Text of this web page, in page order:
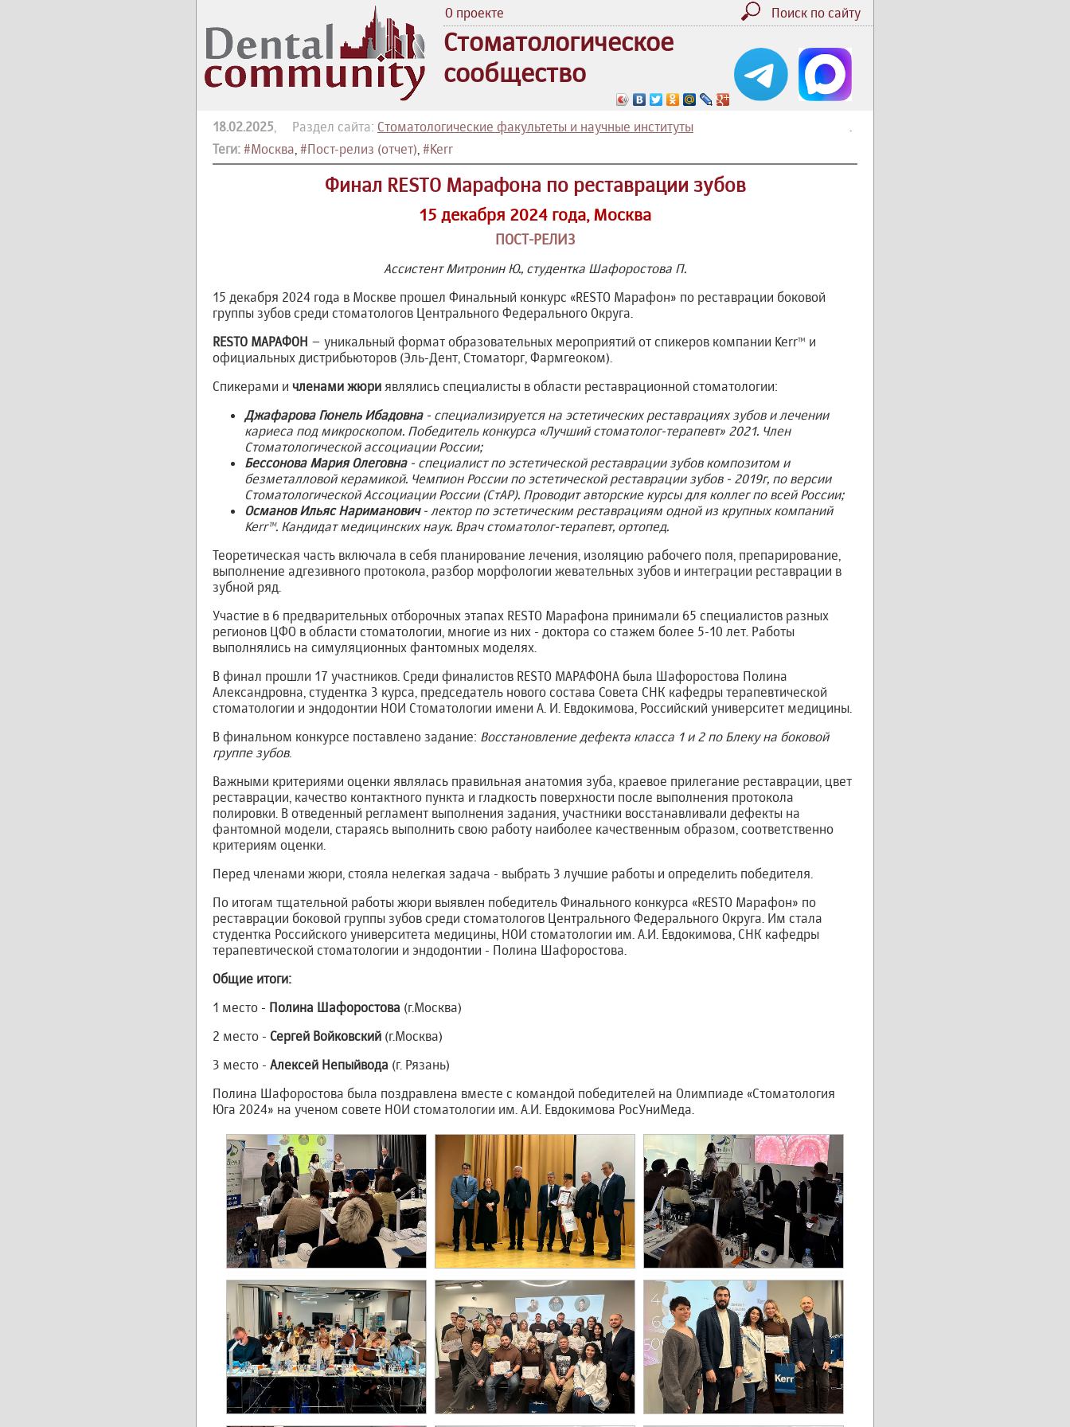
О проекте Поиск по сайту
Стоматологическое
сообщество
.
18.02.2025, Раздел сайта: Стоматологические факультеты и научные институты
Теги: #Москва, #Пост-релиз (отчет), #Kerr
Финал RESTO Марафона по реставрации зубов
15 декабря 2024 года, Москва
ПОСТ-РЕЛИЗ
Ассистент Митронин Ю., студентка Шафоростова П.
15 декабря 2024 года в Москве прошел Финальный конкурс «RESTO Марафон» по реставрации боковой
группы зубов среди стоматологов Центрального Федерального Округа.
RESTO МАРАФОН – уникальный формат образовательных мероприятий от спикеров компании Kerr™ и
официальных дистрибьюторов (Эль-Дент, Стоматорг, Фармгеоком).
Спикерами и членами жюри являлись специалисты в области реставрационной стоматологии:
Джафарова Гюнель Ибадовна- специализируется на эстетических реставрациях зубов и лечении
кариеса под микроскопом. Победитель конкурса «Лучший стоматолог-терапевт» 2021. Член
Стоматологической ассоциации России;
Бессонова Мария Олеговна - специалист по эстетической реставрации зубов композитом и
безметалловой керамикой. Чемпион России по эстетической реставрации зубов - 2019г, по версии
Стоматологической Ассоциации России (СтАР). Проводит авторские курсы для коллег по всей России;
Османов Ильяс Нариманович - лектор по эстетическим реставрациям одной из крупных компаний
Kerr™. Кандидат медицинских наук. Врач стоматолог-терапевт, ортопед.
Теоретическая часть включала в себя планирование лечения, изоляцию рабочего поля, препарирование,
выполнение адгезивного протокола, разбор морфологии жевательных зубов и интеграции реставрации в
зубной ряд.
Участие в 6 предварительных отборочных этапах RESTO Марафона принимали 65 специалистов разных
регионов ЦФО в области стоматологии, многие из них - доктора со стажем более 5-10 лет. Работы
выполнялись на симуляционных фантомных моделях.
В финал прошли 17 участников. Среди финалистов RESTO МАРАФОНА была Шафоростова Полина
Александровна, студентка 3 курса, председатель нового состава Совета СНК кафедры терапевтической
стоматологии и эндодонтии НОИ Стоматологии имени А. И. Евдокимова, Российский университет медицины.
В финальном конкурсе поставлено задание: Восстановление дефекта класса 1 и 2 по Блеку на боковой
группе зубов.
Важными критериями оценки являлась правильная анатомия зуба, краевое прилегание реставрации, цвет
реставрации, качество контактного пункта и гладкость поверхности после выполнения протокола
полировки. В отведенный регламент выполнения задания, участники восстанавливали дефекты на
фантомной модели, стараясь выполнить свою работу наиболее качественным образом, соответственно
критериям оценки.
Перед членами жюри, стояла нелегкая задача - выбрать 3 лучшие работы и определить победителя.
По итогам тщательной работы жюри выявлен победитель Финального конкурса «RESTO Марафон» по
реставрации боковой группы зубов среди стоматологов Центрального Федерального Округа. Им стала
студентка Российского университета медицины, НОИ стоматологии им. А.И. Евдокимова, СНК кафедры
терапевтической стоматологии и эндодонтии - Полина Шафоростова.
Общие итоги:
1 место - Полина Шафоростова (г.Москва)
2 место - Сергей Войковский (г.Москва)
3 место - Алексей Непыйвода (г. Рязань)
Полина Шафоростова была поздравлена вместе с командой победителей на Олимпиаде «Стоматология
Юга 2024» на ученом совете НОИ стоматологии им. А.И. Евдокимова РосУниМеда.